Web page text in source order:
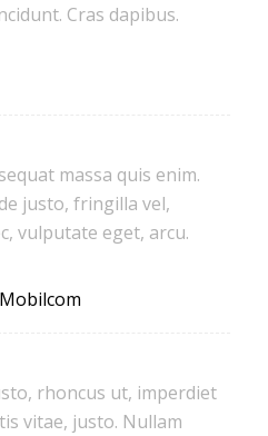
Cras dapibus.
massa quis enim.
justo, fringilla vel,
vulputate eget, arcu.
rhoncus ut, imperdiet
vitae, justo. Nullam